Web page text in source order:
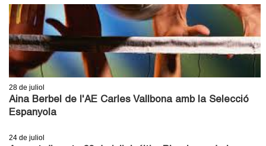
28 de juliol
Aina Berbel de l'AE Carles Vallbona amb la Selecció
Espanyola
24 de juliol